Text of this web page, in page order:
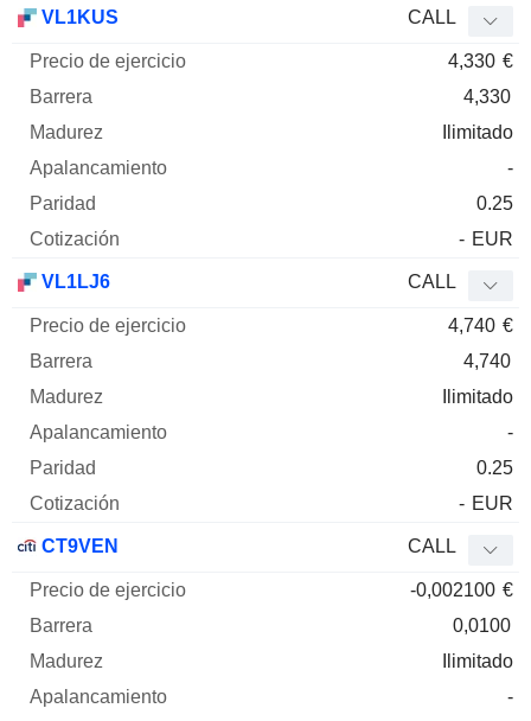
VL1KUS CALL
4,330 €
4,330
Ilimitado
-
0.25
- EUR
VL1LJ6 CALL
4,740 €
4,740
Ilimitado
-
0.25
- EUR
CT9VEN CALL
-0,002100 €
0,0100
Ilimitado
-